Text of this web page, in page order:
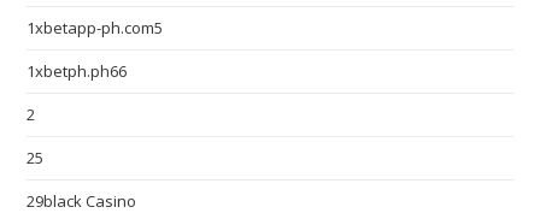
1xbetapp-ph.com5
1xbetph.ph66
2
25
29black Casino